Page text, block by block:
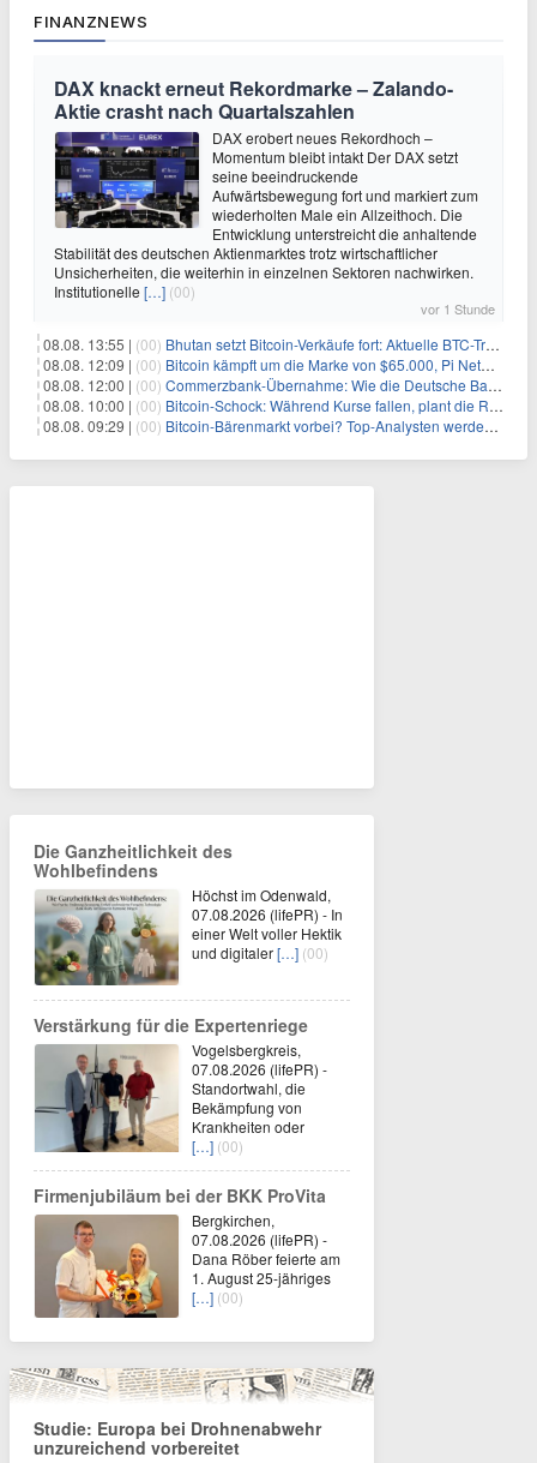
FINANZNEWS
DAX knackt erneut Rekordmarke – Zalando-
Aktie crasht nach Quartalszahlen
DAX erobert neues Rekordhoch –
Momentum bleibt intakt Der DAX setzt
seine beeindruckende
Aufwärtsbewegung fort und markiert zum
wiederholten Male ein Allzeithoch. Die
Entwicklung unterstreicht die anhaltende
Stabilität des deutschen Aktienmarktes trotz wirtschaftlicher
Unsicherheiten, die weiterhin in einzelnen Sektoren nachwirken.
Institutionelle […] (00)
vor 1 Stunde
08.08. 13:55 | (00) Bhutan setzt Bitcoin-Verkäufe fort: Aktuelle BTC-Transaktionen
08.08. 12:09 | (00) Bitcoin kämpft um die Marke von $65.000, Pi Network gewinnt an Unterstützung
08.08. 12:00 | (00) Commerzbank-Übernahme: Wie die Deutsche Bank im Schatten zum großen Gewinner wird
08.08. 10:00 | (00) Bitcoin-Schock: Während Kurse fallen, plant die Regierung die Steuer-Bombe
08.08. 09:29 | (00) Bitcoin-Bärenmarkt vorbei? Top-Analysten werden optimistisch, aber die Geschichte sagt etwas anderes
Die Ganzheitlichkeit des
Wohlbefindens
Höchst im Odenwald,
07.08.2026 (lifePR) - In
einer Welt voller Hektik
und digitaler[…] (00)
Verstärkung für die Expertenriege
Vogelsbergkreis,
07.08.2026 (lifePR) -
Standortwahl, die
Bekämpfung von
Krankheiten oder
[…] (00)
Firmenjubiläum bei der BKK ProVita
Bergkirchen,
07.08.2026 (lifePR) -
Dana Röber feierte am
1. August 25-jähriges
[…] (00)
Studie: Europa bei Drohnenabwehr
unzureichend vorbereitet